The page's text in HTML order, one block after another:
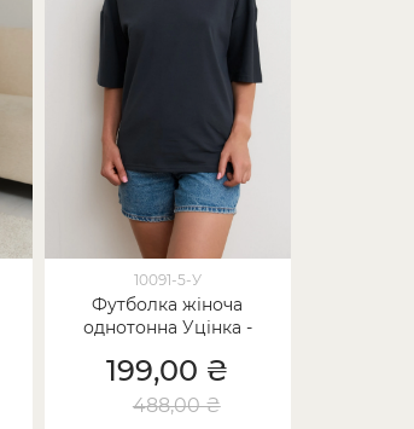
10091-5-У
Футболка жіноча
однотонна Уцінка -
199,00 ₴
488,00 ₴